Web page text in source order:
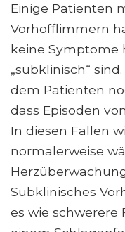
Einige Patienten
Vorhofflimmern
keine Symptome
„subklinisch“
dem Patienten
dass Episoden
In diesen Fällen
normalerweise
Subklinisches
es wie schwerere